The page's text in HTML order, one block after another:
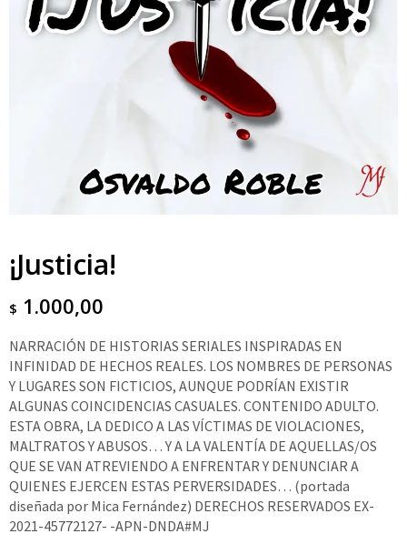
¡Justicia!
$ 1.000,00
NARRACIÓN DE HISTORIAS SERIALES INSPIRADAS EN
INFINIDAD DE HECHOS REALES. LOS NOMBRES DE PERSONAS
Y LUGARES SON FICTICIOS, AUNQUE PODRÍAN EXISTIR
ALGUNAS COINCIDENCIAS CASUALES. CONTENIDO ADULTO.
ESTA OBRA, LA DEDICO A LAS VÍCTIMAS DE VIOLACIONES,
MALTRATOS Y ABUSOS… Y A LA VALENTÍA DE AQUELLAS/OS
QUE SE VAN ATREVIENDO A ENFRENTAR Y DENUNCIAR A
QUIENES EJERCEN ESTAS PERVERSIDADES… (portada
diseñada por Mica Fernández) DERECHOS RESERVADOS EX-
2021-45772127- -APN-DNDA#MJ